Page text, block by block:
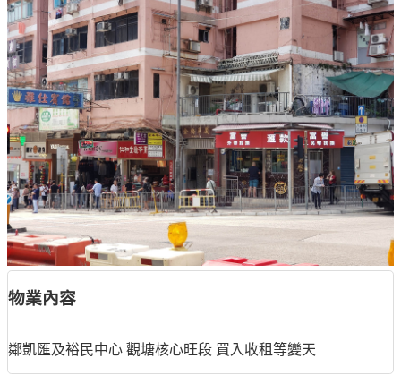
物業內容
鄰凱匯及裕民中心 觀塘核心旺段 買入收租等變天